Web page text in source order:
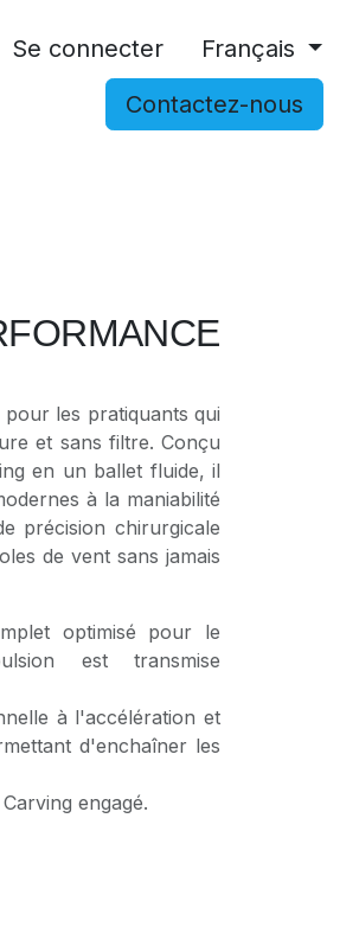
Se connecter
Français
Contactez-nous
les pratiquants qui
et sans filtre. Conçu
en un ballet fluide, il
à la maniabilité
précision chirurgicale
de vent sans jamais
optimisé pour le
est transmise
à l'accélération et
d'enchaîner les
engagé.